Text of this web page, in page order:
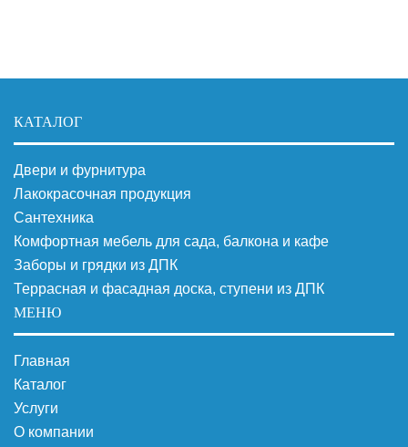
КАТАЛОГ
Двери и фурнитура
Лакокрасочная продукция
Сантехника
Комфортная мебель для сада, балкона и кафе
Заборы и грядки из ДПК
Террасная и фасадная доска, ступени из ДПК
МЕНЮ
Главная
Каталог
Услуги
О компании